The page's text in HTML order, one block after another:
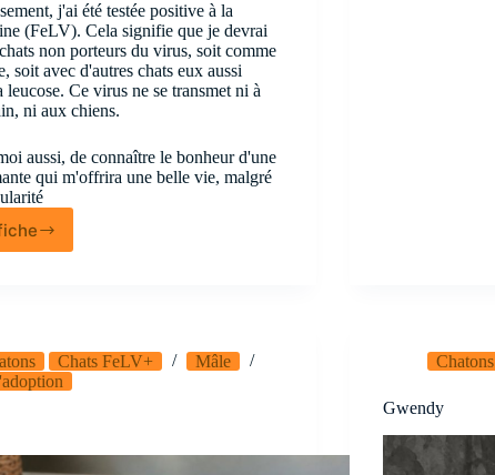
j'ai été testée positive à la
(FeLV). Cela signifie que je devrai
non porteurs du virus, soit comme
soit avec d'autres chats eux aussi
leucose. Ce virus ne se transmet ni à
ni aux chiens.
aussi, de connaître le bonheur d'une
qui m'offrira une belle vie, malgré
Chats FeLV+
Mâle
Chatons
Gwendy